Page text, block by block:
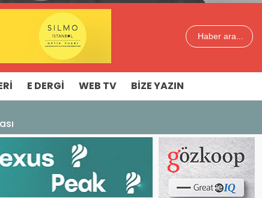
Haber ara...
E DERGI WEB TV BIZE YAZIN